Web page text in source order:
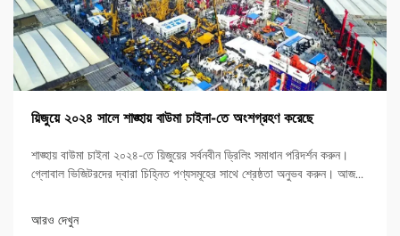
য়িজুয়ে ২০২৪ সালে শাঙ্হায় বাউমা চাইনা-তে অংশগ্রহণ করেছে
শাঙ্হায় বাউমা চাইনা ২০২৪-তে য়িজুয়ের সর্বনবীন ড্রিলিং সমাধান পরিদর্শন করুন।
গ্লোবাল ভিজিটরদের দ্বারা চিহ্নিত পণ্যসমূহের সাথে শ্রেষ্ঠতা অনুভব করুন। আজই
আরও দেখুন